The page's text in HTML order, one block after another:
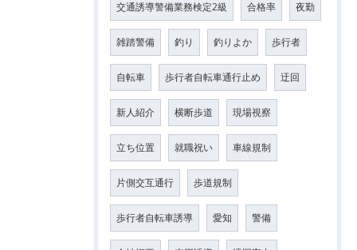
交通誘導警備業務検定2級 合格率 夜勤
雑踏警備 釣り 釣りよか 歩行者
自転車 歩行者自転車通行止め 迂回
新人紹介 横断歩道 現場視察
立ち位置 就職祝い 車線規制
片側交互通行 歩道規制
歩行者自転車誘導 愛知 警備